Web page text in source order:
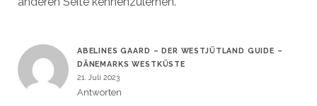
ABELINES GAARD – DER WESTJÜTLAND GUIDE –
DÄNEMARKS WESTKÜSTE
21. Juli 2023
Antworten